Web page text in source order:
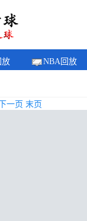
放 NBA回放
一页 末页